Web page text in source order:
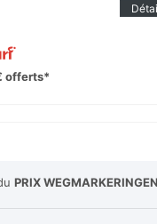
offerts*
PRIX